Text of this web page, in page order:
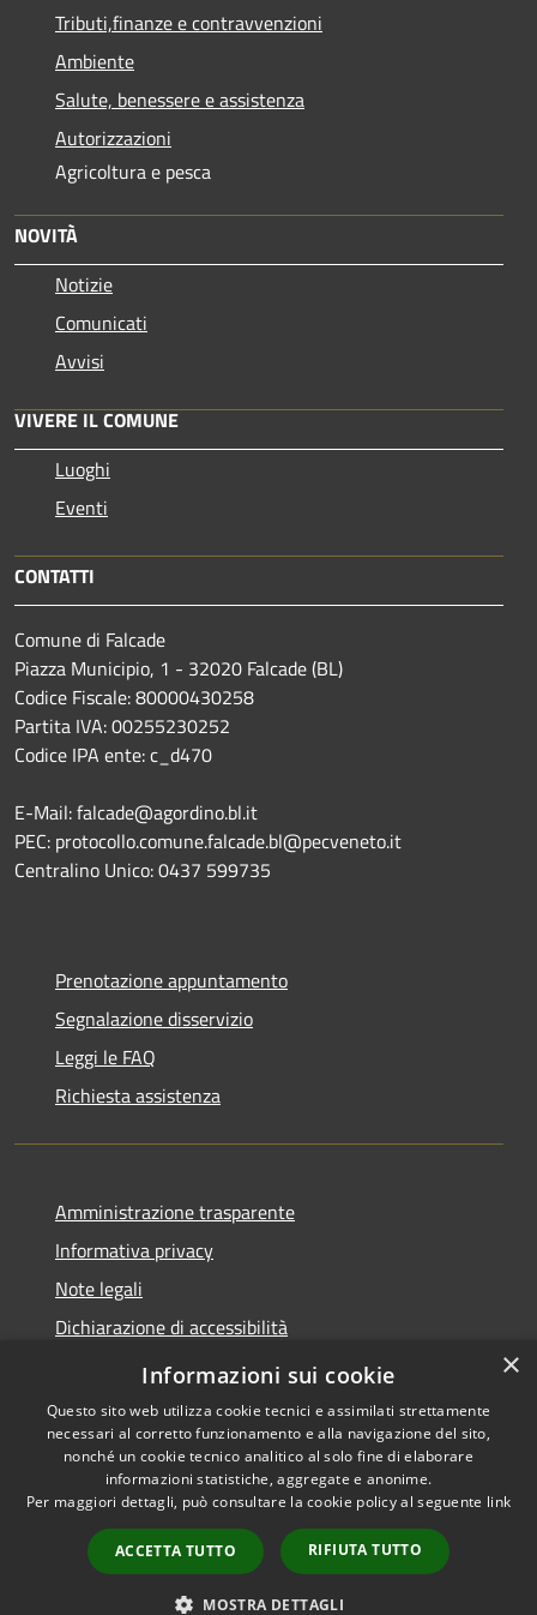
Tributi,finanze e contravvenzioni
Ambiente
Salute, benessere e assistenza
Autorizzazioni
Agricoltura e pesca
NOVITÀ
Notizie
Comunicati
Avvisi
VIVERE IL COMUNE
Luoghi
Eventi
CONTATTI
Comune di Falcade
Piazza Municipio, 1 - 32020 Falcade (BL)
Codice Fiscale: 80000430258
Partita IVA: 00255230252
Codice IPA ente: c_d470
E-Mail: falcade@agordino.bl.it
PEC: protocollo.comune.falcade.bl@pecveneto.it
Centralino Unico: 0437 599735
Prenotazione appuntamento
Segnalazione disservizio
Leggi le FAQ
Richiesta assistenza
Amministrazione trasparente
Informativa privacy
Note legali
Dichiarazione di accessibilità
Dichiarazione di accessibilità App Municipium
Accessibilità
Copyright © 2026 • Comune di
Falcade • Powered by
Municipium•
Accesso
redazione
×
Informazioni sui cookie
Questo sito web utilizza cookie tecnici e assimilati strettamente
necessari al corretto funzionamento e alla navigazione del sito,
nonché un cookie tecnico analitico al solo fine di elaborare
informazioni statistiche, aggregate e anonime.
Per maggiori dettagli, può consultare la cookie policy al seguente link
ACCETTA TUTTO RIFIUTA TUTTO
MOSTRA DETTAGLI